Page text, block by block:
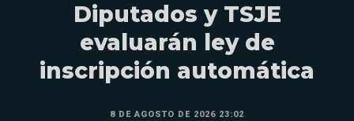
Diputados y TSJE
evaluarán ley de
inscripción automática
8 DE AGOSTO DE 2026 23:02